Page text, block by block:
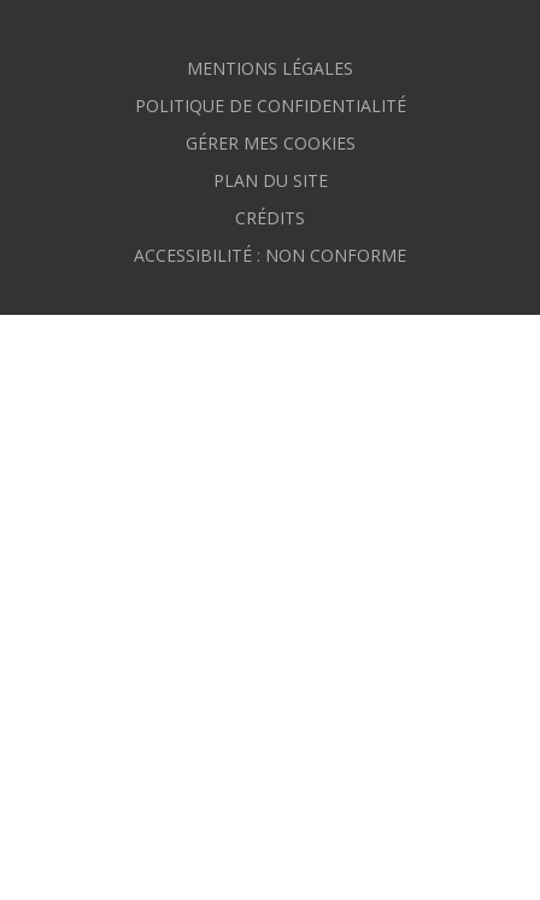
MENTIONS LÉGALES
POLITIQUE DE CONFIDENTIALITÉ
GÉRER MES COOKIES
PLAN DU SITE
CRÉDITS
ACCESSIBILITÉ : NON CONFORME